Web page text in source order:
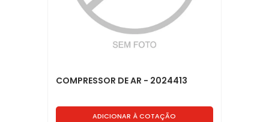
COMPRESSOR DE AR - 2024413
ADICIONAR À COTAÇÃO